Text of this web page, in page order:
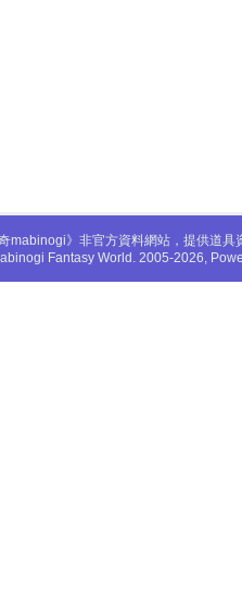
mabinogi》非官方資料網站，提供道
Fantasy World. 2005-2026,